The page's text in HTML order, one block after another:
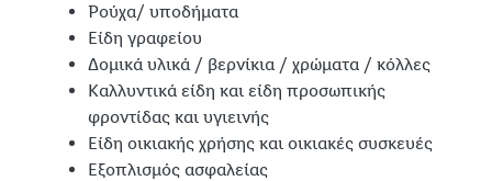
Ρούχα/ υποδήματα
Είδη γραφείου
Δομικά υλικά / βερνίκια / χρώματα / κόλλες
Καλλυντικά είδη και είδη προσωπικής
φροντίδας και υγιεινής
Είδη οικιακής χρήσης και οικιακές συσκευές
Εξοπλισμός ασφαλείας